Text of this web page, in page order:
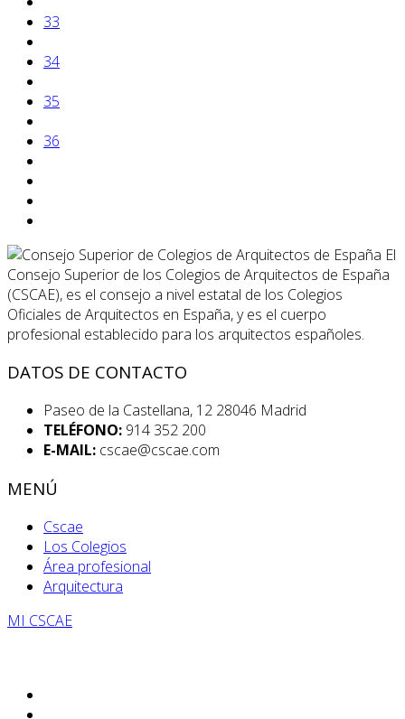
33
34
35
36
El
Consejo Superior de los Colegios de Arquitectos de España
(CSCAE), es el consejo a nivel estatal de los Colegios
Oficiales de Arquitectos en España, y es el cuerpo
profesional establecido para los arquitectos españoles.
DATOS DE CONTACTO
Paseo de la Castellana, 12 28046 Madrid
TELÉFONO: 914 352 200
E-MAIL: cscae@cscae.com
MENÚ
Cscae
Los Colegios
Área profesional
Arquitectura
MI CSCAE